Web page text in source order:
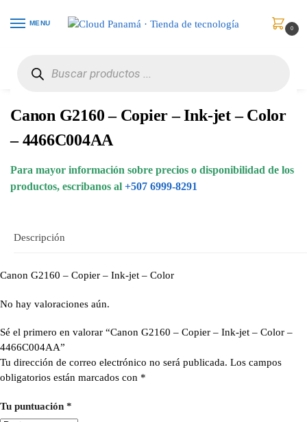
MENU
0
Canon G2160 – Copier – Ink-jet – Color
– 4466C004AA
Para mayor información sobre precios o disponibilidad de los
productos, escribanos al +507 6999-8291
Descripción
Canon G2160 – Copier – Ink-jet – Color
No hay valoraciones aún.
Sé el primero en valorar “Canon G2160 – Copier – Ink-jet – Color –
4466C004AA”
Tu dirección de correo electrónico no será publicada. Los campos
obligatorios están marcados con *
Tu puntuación *